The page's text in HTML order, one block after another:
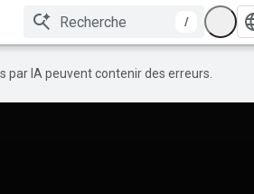
/
IA peuvent contenir des erreurs.